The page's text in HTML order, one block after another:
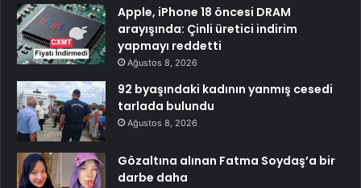
Apple, iPhone 18 öncesi DRAM
arayışında: Çinli üretici indirim
yapmayı reddetti
Ağustos 8, 2026
92 byaşındaki kadının yanmış cesedi
tarlada bulundu
Ağustos 8, 2026
Gözaltına alınan Fatma Soydaş’a bir
darbe daha